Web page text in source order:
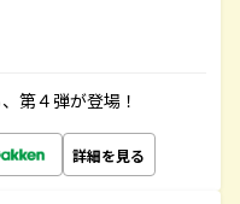
第４弾が登場！
詳細を見る